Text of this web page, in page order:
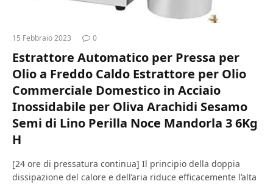
15 Febbraio 2023 0
Estrattore Automatico per Pressa per
Olio a Freddo Caldo Estrattore per Olio
Commerciale Domestico in Acciaio
Inossidabile per Oliva Arachidi Sesamo
Semi di Lino Perilla Noce Mandorla 3 6Kg
H
[24 ore di pressatura continua] Il principio della doppia
dissipazione del calore e dell’aria riduce efficacemente l’alta